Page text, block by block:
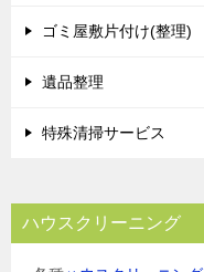
ゴミ屋敷片付け(整理)
遺品整理
特殊清掃サービス
ハウスクリーニング